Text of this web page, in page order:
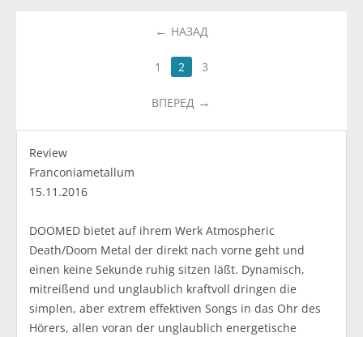
НАЗАД
1 2 3
ВПЕРЕД
Review
Franconiametallum
15.11.2016
DOOMED bietet auf ihrem Werk Atmospheric
Death/Doom Metal der direkt nach vorne geht und
einen keine Sekunde ruhig sitzen läßt. Dynamisch,
mitreißend und unglaublich kraftvoll dringen die
simplen, aber extrem effektiven Songs in das Ohr des
Hörers, allen voran der unglaublich energetische